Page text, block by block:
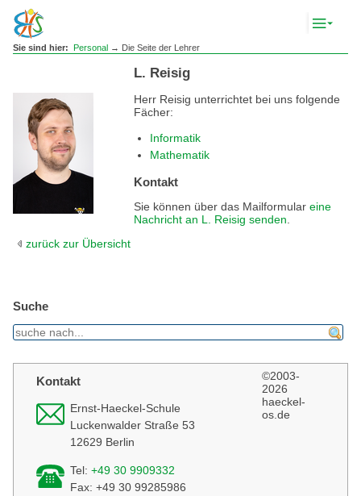
Sie sind hier: Personal→ Die Seite der Lehrer
L. Reisig
Herr Reisig unterrichtet bei uns folgende
Fächer:
Informatik
Mathematik
Kontakt
Sie können über das Mailformular eine
Nachricht an L. Reisig senden
zurück zur Übersicht
Suche
Kontakt
Ernst-Haeckel-Schule
Luckenwalder Straße 53
12629 Berlin
Tel: +49 30 9909332
Fax: +49 30 99285986
©2003-
2026
haeckel-
os.de